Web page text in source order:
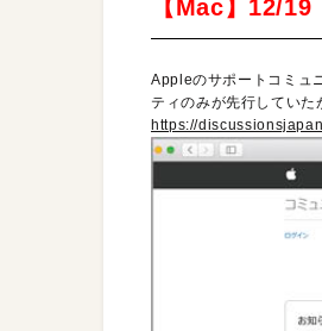
【Mac】12/19
Appleのサポートコミュ
ティのみが先行していた
https://